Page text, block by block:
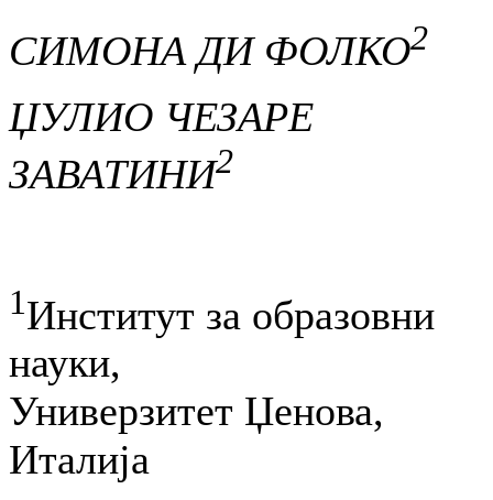
СИМОНА ДИ ФОЛКО2
ЏУЛИО ЧЕЗАРЕ
ЗАВАТИНИ2
1Институт за образовни
науки,
Универзитет Џенова,
Италија